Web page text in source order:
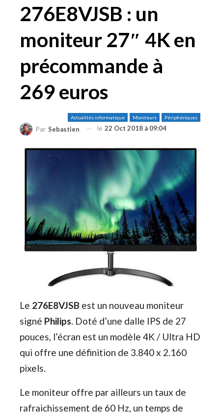
276E8VJSB : un
moniteur 27″ 4K en
précommande à
269 euros
Actualités informatique Moniteurs Périphériques
Par Sebastien le 22 Oct 2018 à 09:04
Le 276E8VJSB est un nouveau moniteur
signé Philips. Doté d’une dalle IPS de 27
pouces, l’écran est un modèle 4K / Ultra HD
qui offre une définition de 3.840 x 2.160
pixels.
Le moniteur offre par ailleurs un taux de
rafraichissement de 60 Hz, un temps de